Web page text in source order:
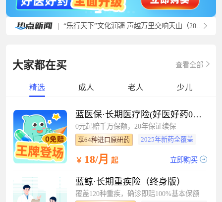
|
大家都在买 查看全部
精选 成人 老人 少儿
蓝医保·长期医疗险(好医好药0免赔）
0元起赔千万保额，20年保证续保
享64种进口原研药 2025年新药全覆盖
￥ 18/月 起 立即购买
蓝鲸·长期重疾险（终身版）
覆盖120种重疾，确诊即赔100%基本保额